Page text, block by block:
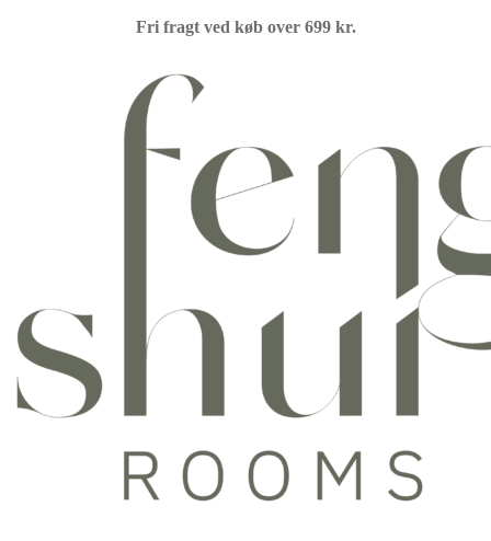
Fri fragt ved køb over 699 kr.